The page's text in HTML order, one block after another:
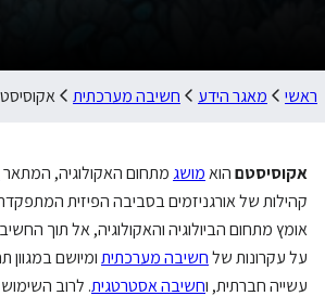
ראשי מאגר הידע חשיבה מערכתית
אקוסיסטםהואמושג מתחום האקולוגיה, המתאר
קהילות של אורגניזמים בסביבה הפיזית
אומץ מתחום הביולוגיה והאקולוגיה, אל תוך
על עקרונות שלחשיבה מערכתיתומיושם במגוון
עשייה חברתית, וחשיבה אסטרטגית. לרוב